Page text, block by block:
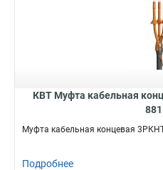
КВТ Муфта кабельная
Муфта кабельная концевая
Подробнее